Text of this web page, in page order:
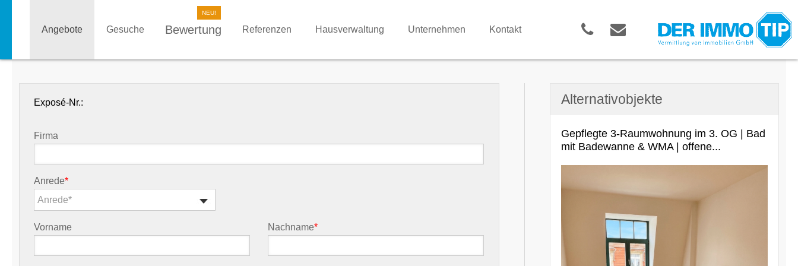
Angebote Gesuche Bewertung Referenzen Hausverwaltung Unternehmen Kontakt
Exposé-Nr.:
Firma
Anrede*
Anrede*
Vorname Nachname*
Alternativobjekte
Gepflegte 3-Raumwohnung im 3. OG | Bad
mit Badewanne & WMA | offene...